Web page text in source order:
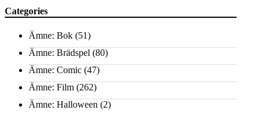
Categories
Ämne: Bok (51)
Ämne: Brädspel (80)
Ämne: Comic (47)
Ämne: Film (262)
Ämne: Halloween (2)